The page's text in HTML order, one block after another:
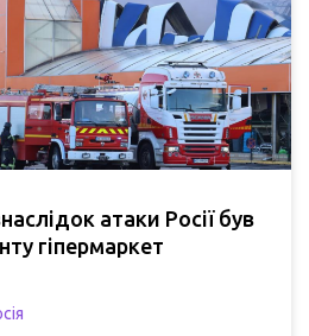
атаки Росії був
гіпермаркет